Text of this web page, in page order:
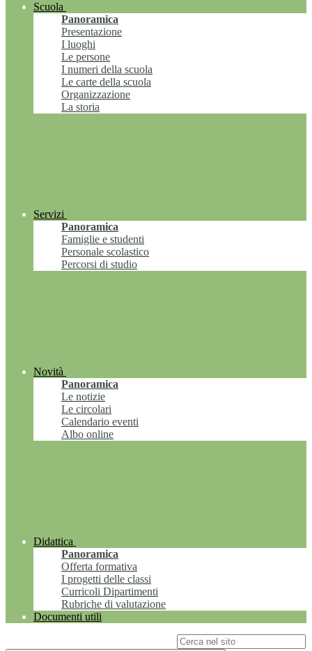
Scuola
Panoramica
Presentazione
I luoghi
Le persone
I numeri della scuola
Le carte della scuola
Organizzazione
La storia
Servizi
Panoramica
Famiglie e studenti
Personale scolastico
Percorsi di studio
Novità
Panoramica
Le notizie
Le circolari
Calendario eventi
Albo online
Didattica
Panoramica
Offerta formativa
I progetti delle classi
Curricoli Dipartimenti
Rubriche di valutazione
Documenti utili